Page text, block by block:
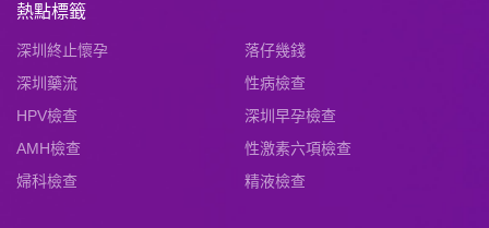
熱點標籤
深圳終止懷孕
落仔幾錢
深圳藥流
性病檢查
HPV檢查
深圳早孕檢查
AMH檢查
性激素六項檢查
婦科檢查
精液檢查